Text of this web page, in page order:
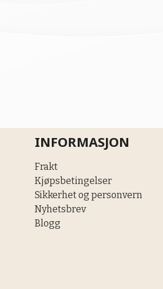
INFORMASJON
Frakt
Kjøpsbetingelser
Sikkerhet og personvern
Nyhetsbrev
Blogg